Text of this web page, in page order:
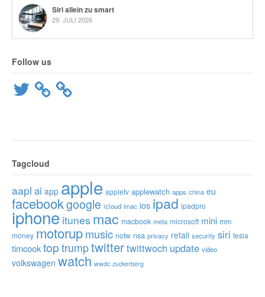
Siri allein zu smart
29. JULI 2026
Follow us
Twitter
Tagcloud
aapl ai app apple appletv applewatch apps china eu
facebookgoogle icloud imac ios ipad ipadpro
iphone itunes mac macbook meta microsoft mini mm
money motorupmusic notw nsa privacy retail security siri tesla
timcooktop trumptwittertwittwoch update video
volkswagen watch wwdc zuckerberg